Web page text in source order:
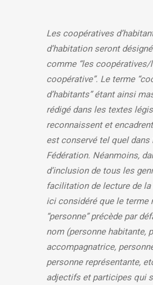
Les coopératives
d’habitation seront
comme “les coopératives/
coopérative”. Le terme
d’habitants” étant ainsi
rédigé dans les textes
reconnaissent et
est conservé tel quel dans
Fédération. Néanmoins,
d’inclusion de tous les
facilitation de lecture de
ici considéré que le terme
“personne” précède par
nom (personne habitante,
accompagnatrice,
personne représentante,
adjectifs et participes qui